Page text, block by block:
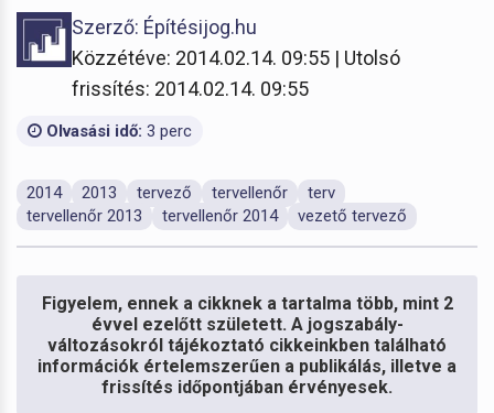
Szerző: Építésijog.hu
Közzétéve: 2014.02.14. 09:55 | Utolsó
frissítés: 2014.02.14. 09:55
Olvasási idő: 3 perc
2014 2013 tervező tervellenőr
terv
tervellenőr 2013
tervellenőr 2014 vezető tervező
Figyelem, ennek a cikknek a tartalma több, mint 2
évvel ezelőtt született. A jogszabály-
változásokról tájékoztató cikkeinkben található
információk értelemszerűen a publikálás, illetve a
frissítés időpontjában érvényesek.